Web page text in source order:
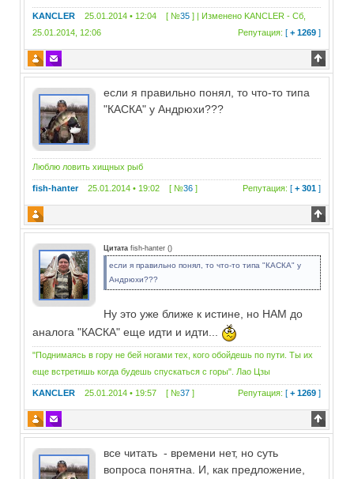
KANCLER 25.01.2014 • 12:04 [ №35 ] | Изменено KANCLER -Сб,
25.01.2014, 12:06
Репутация: [+ 1269 ]
если я правильно понял, то что-то типа
"КАСКА" у Андрюхи???
Люблю ловить хищных рыб
fish-hanter25.01.2014 • 19:02 [ №36 ] Репутация: [+ 301 ]
Цитата fish-hanter ()
если я правильно понял, то что-то типа "КАСКА" у
Андрюхи???
Ну это уже ближе к истине, но НАМ до
аналога "КАСКА" еще идти и идти...
"Поднимаясь в гору не бей ногами тех, кого обойдешь по пути. Ты их
еще встретишь когда будешь спускаться с горы". Лао Цзы
KANCLER 25.01.2014 • 19:57 [ №37 ] Репутация: [+ 1269 ]
все читать - времени нет, но суть
вопроса понятна. И, как предложение,